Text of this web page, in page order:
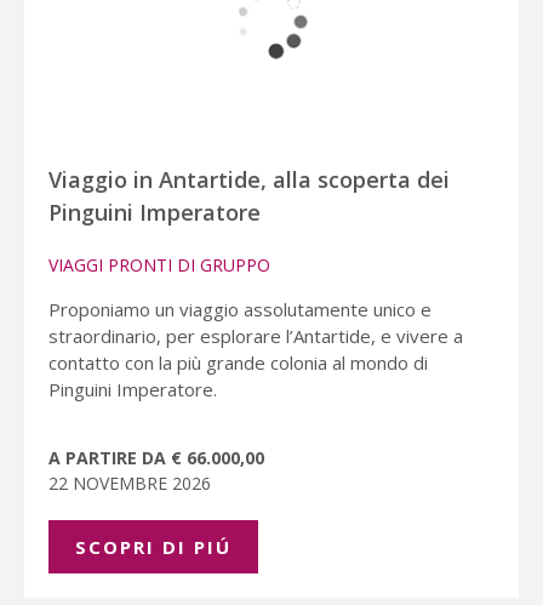
Viaggio in Antartide, alla scoperta dei
Pinguini Imperatore
VIAGGI PRONTI DI GRUPPO
Proponiamo un viaggio assolutamente unico e
straordinario, per esplorare l’Antartide, e vivere a
contatto con la più grande colonia al mondo di
Pinguini Imperatore.
A PARTIRE DA € 66.000,00
22 NOVEMBRE 2026
SCOPRI DI PIÚ